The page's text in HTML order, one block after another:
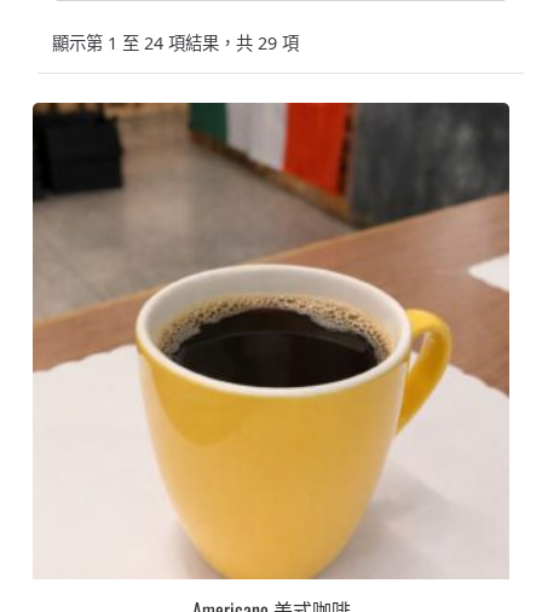
顯示第 1 至 24 項結果，共 29 項